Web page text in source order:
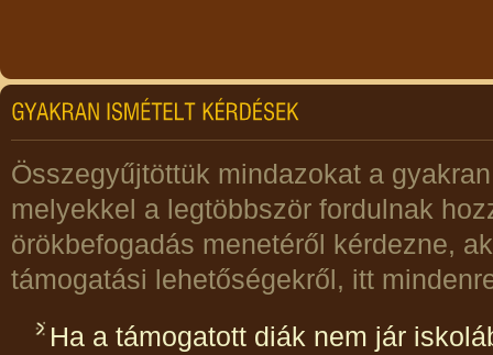
Összegyűjtöttük mindazokat a
melyekkel a legtöbbször fordulnak
örökbefogadás menetéről kérdezne,
támogatási lehetőségekről, itt
Ha a támogatott diák nem jár